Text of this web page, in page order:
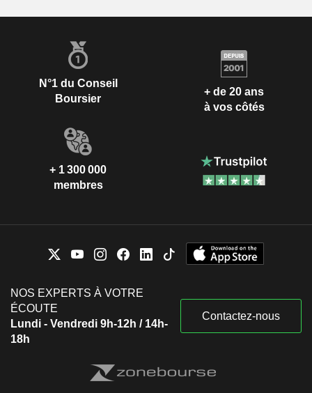
N°1 du Conseil
Boursier
+ de 20 ans
à vos côtés
+ 1 300 000
membres
NOS EXPERTS À VOTRE
ÉCOUTE
Lundi - Vendredi 9h-12h / 14h-
18h
Contactez-nous